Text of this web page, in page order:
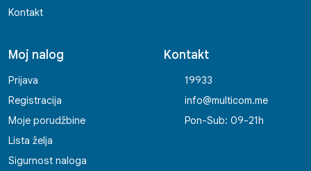
Kontakt
Moj nalog
Prijava
Registracija
Moje porudžbine
Lista želja
Sigurnost naloga
Kontakt
19933
info@multicom.me
Pon-Sub: 09-21h